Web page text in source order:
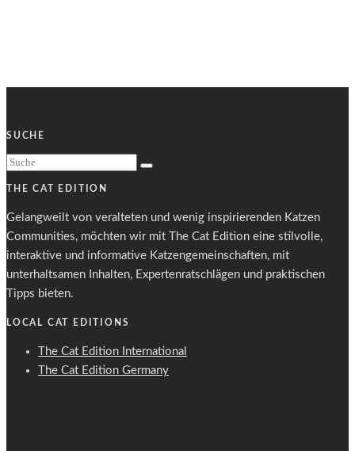
SUCHE
THE CAT EDITION
Gelangweilt von veralteten und wenig inspirierenden Katzen
Communities, möchten wir mit The Cat Edition eine stilvolle,
interaktive und informative Katzengemeinschaften, mit
unterhaltsamen Inhalten, Expertenratschlägen und praktischen
Tipps bieten.
LOCAL CAT EDITIONS
The Cat Edition International
The Cat Edition Germany